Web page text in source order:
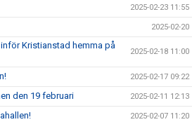
2025-02-23 11:55
2025-02-20
Kristianstad hemma på
2025-02-18 11:00
2025-02-17 09:22
den 19 februari 2025-02-11 12:13
2025-02-07 11:20